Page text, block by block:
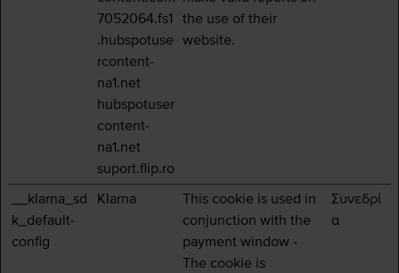
7052064.fs1
.hubspotuse
rcontent-
na1.net
hubspotuser
content-
na1.net
suport.flip.ro
the use of their
website.
__klarna_sd
k_default-
config
Klarna
This cookie is used in
conjunction with the
payment window -
The cookie is
Συνεδρί
α